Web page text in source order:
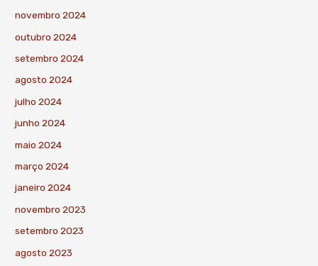
novembro 2024
outubro 2024
setembro 2024
agosto 2024
julho 2024
junho 2024
maio 2024
março 2024
janeiro 2024
novembro 2023
setembro 2023
agosto 2023